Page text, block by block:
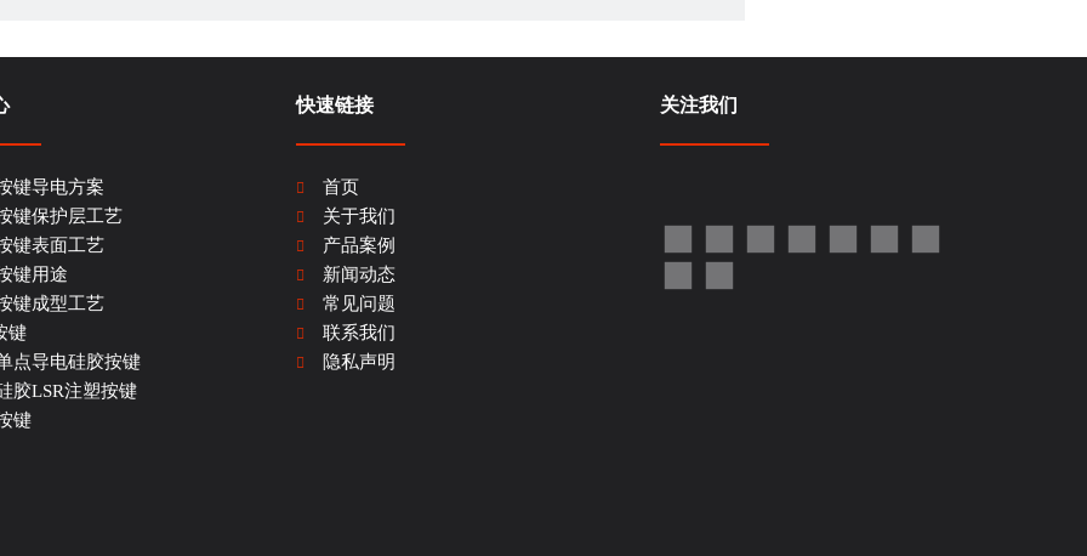
，防油，使用寿命长，并具有良好的美观和背光效果。
型等工艺，形成不同的颜色、不同的字体或图案。硅橡胶通过油压成型成为内衬，然后两者贴合，
充分利用了塑料键盖材料的优点，又充分利用了硅橡胶材料的弹性密封功能。
等。
键导电方案
键保护层工艺
键表面工艺
键用途
键成型工艺
键
点导电硅胶按键
胶LSR注塑按键
键
快速链接
首页
关于我们
产品案例
新闻动态
常见问题
联系我们
隐私声明
关注我们